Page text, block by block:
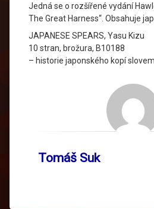
Jedná se o rozšířené vydání
The Great Harness“. Obsahuje
JAPANESE SPEARS, Yasu Kizu
10 stran, brožura, B10188
– historie japonského kopí
Tomáš Suk